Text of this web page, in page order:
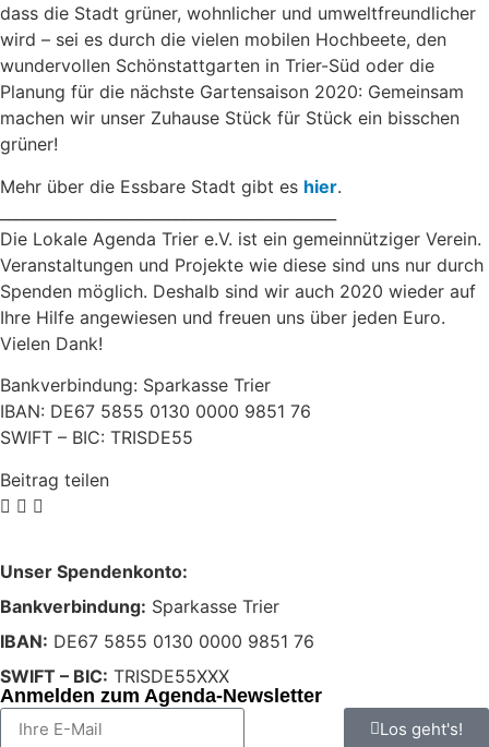
dass die Stadt grüner, wohnlicher und umweltfreundlicher
wird – sei es durch die vielen mobilen Hochbeete, den
wundervollen Schönstattgarten in Trier-Süd oder die
Planung für die nächste Gartensaison 2020: Gemeinsam
machen wir unser Zuhause Stück für Stück ein bisschen
grüner!
Mehr über die Essbare Stadt gibt es hier.
Die Lokale Agenda Trier e.V. ist ein gemeinnütziger Verein.
Veranstaltungen und Projekte wie diese sind uns nur durch
Spenden möglich. Deshalb sind wir auch 2020 wieder auf
Ihre Hilfe angewiesen und freuen uns über jeden Euro.
Vielen Dank!
Bankverbindung: Sparkasse Trier
IBAN: DE67 5855 0130 0000 9851 76
SWIFT – BIC: TRISDE55
Beitrag teilen
Unser Spendenkonto:
Bankverbindung: Sparkasse Trier
IBAN: DE67 5855 0130 0000 9851 76
SWIFT – BIC: TRISDE55XXX
Anmelden zum Agenda-Newsletter
Los geht's!